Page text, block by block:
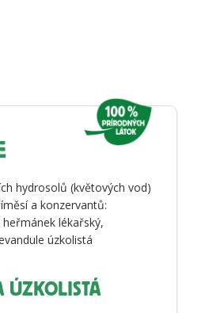
hydrosolů (květových vod)
a konzervantů:
lékařský,
úzkolistá
ÚZKOLISTÁ